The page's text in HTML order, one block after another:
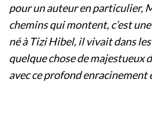
pour un auteur en particulier,
chemins qui montent, c’est
né à Tizi Hibel, il vivait dans
quelque chose de majestueux
avec ce profond enracinement